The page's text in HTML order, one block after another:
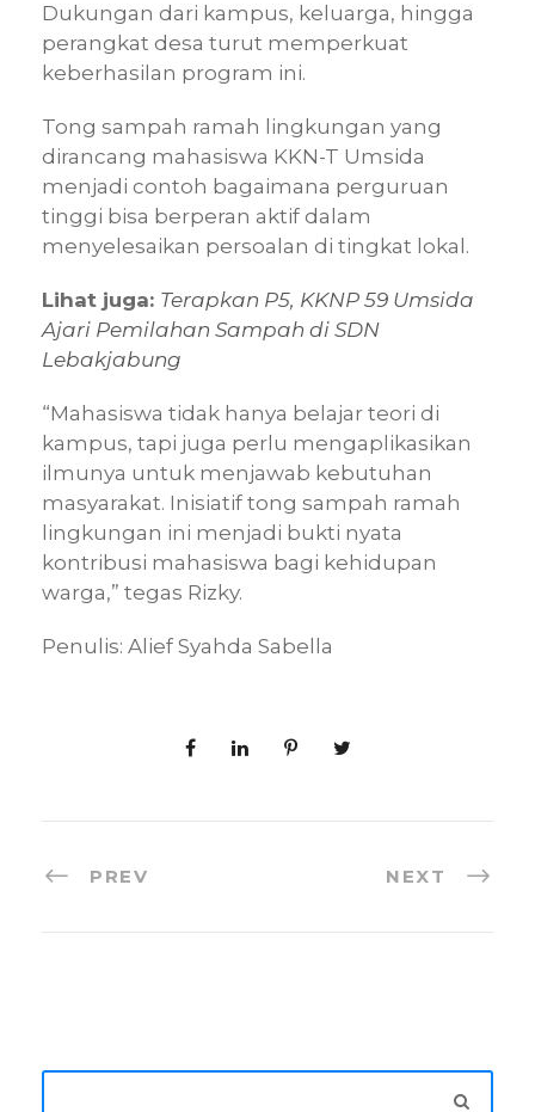
Dukungan dari kampus, keluarga, hingga
perangkat desa turut memperkuat
keberhasilan program ini.
Tong sampah ramah lingkungan yang
dirancang mahasiswa KKN-T Umsida
menjadi contoh bagaimana perguruan
tinggi bisa berperan aktif dalam
menyelesaikan persoalan di tingkat lokal.
Lihat juga: Terapkan P5, KKNP 59 Umsida
Ajari Pemilahan Sampah di SDN
Lebakjabung
“Mahasiswa tidak hanya belajar teori di
kampus, tapi juga perlu mengaplikasikan
ilmunya untuk menjawab kebutuhan
masyarakat. Inisiatif tong sampah ramah
lingkungan ini menjadi bukti nyata
kontribusi mahasiswa bagi kehidupan
warga,” tegas Rizky.
Penulis: Alief Syahda Sabella
PREV NEXT